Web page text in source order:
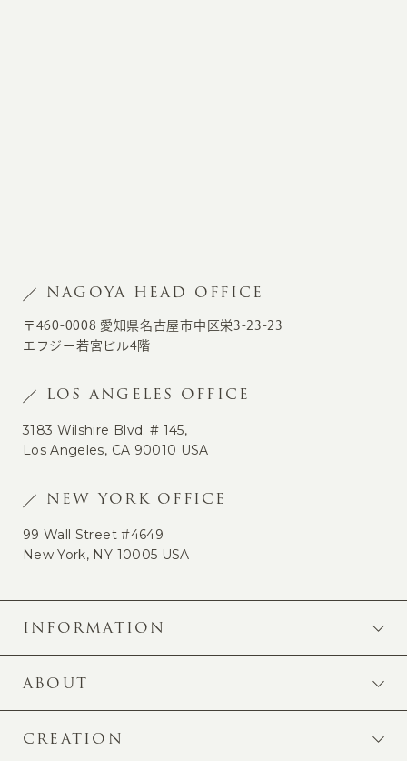
NAGOYA HEAD OFFICE
〒460-0008 愛知県名古屋市中区栄3-23-23
エフジー若宮ビル4階
LOS ANGELES OFFICE
3183 Wilshire Blvd. # 145,
Los Angeles, CA 90010 USA
NEW YORK OFFICE
99 Wall Street #4649
New York, NY 10005 USA
INFORMATION
ABOUT
CREATION